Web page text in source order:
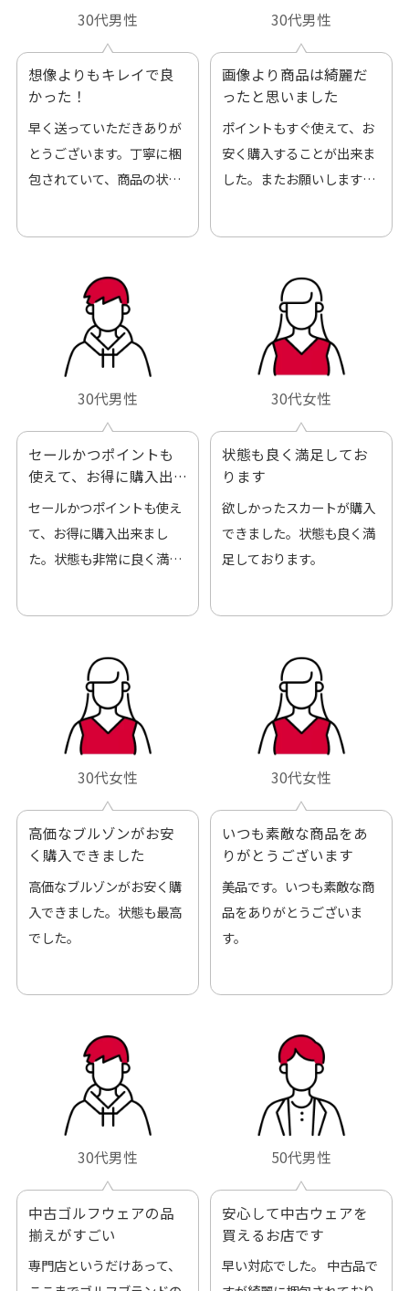
30代男性
想像よりもキレイで良
かった！
早く送っていただきありが
とうございます。丁寧に梱
包されていて、商品の状態
30代男性
画像より商品は綺麗だ
ったと思いました
ポイントもすぐ使えて、お
安く購入することが出来ま
した。またお願いします、
30代男性
セールかつポイントも
使えて、お得に購入出
来ました
セールかつポイントも使え
て、お得に購入出来まし
た。状態も非常に良く満足
30代女性
状態も良く満足してお
ります
欲しかったスカートが購入
できました。状態も良く満
足しております。
30代女性
高価なブルゾンがお安
く購入できました
高価なブルゾンがお安く購
入できました。状態も最高
でした。
30代女性
いつも素敵な商品をあ
りがとうございます
美品です。いつも素敵な商
品をありがとうございま
す。
30代男性
中古ゴルフウェアの品
揃えがすごい
専門店というだけあって、
50代男性
安心して中古ウェアを
買えるお店です
早い対応でした。 中古品で